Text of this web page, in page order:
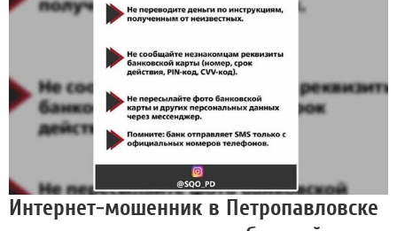
Интернет-мошенник в Петропавловске